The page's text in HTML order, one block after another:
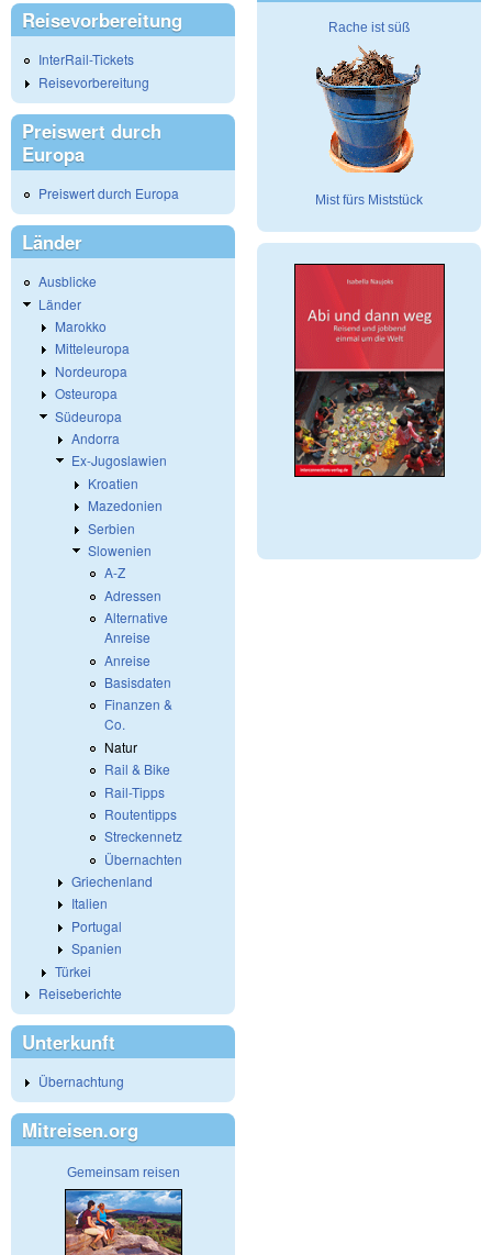
Reisevorbereitung
InterRail-Tickets
Reisevorbereitung
Preiswert durch
Europa
Preiswert durch Europa
Länder
Ausblicke
Länder
Marokko
Mitteleuropa
Nordeuropa
Osteuropa
Südeuropa
Andorra
Ex-Jugoslawien
Kroatien
Mazedonien
Serbien
Slowenien
A-Z
Adressen
Alternative
Anreise
Anreise
Basisdaten
Finanzen &
Co.
Natur
Rail & Bike
Rail-Tipps
Routentipps
Streckennetz
Übernachten
Griechenland
Italien
Portugal
Spanien
Türkei
Reiseberichte
Unterkunft
Übernachtung
Mitreisen.org
Gemeinsam reisen
Rache ist süß
Mist fürs Miststück